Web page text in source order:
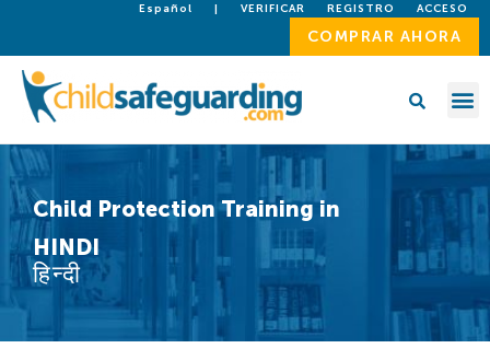
Español | VERIFICAR REGISTRO ACCESO
COMPRAR AHORA
Child Protection Training in
HINDI
हिन्दी